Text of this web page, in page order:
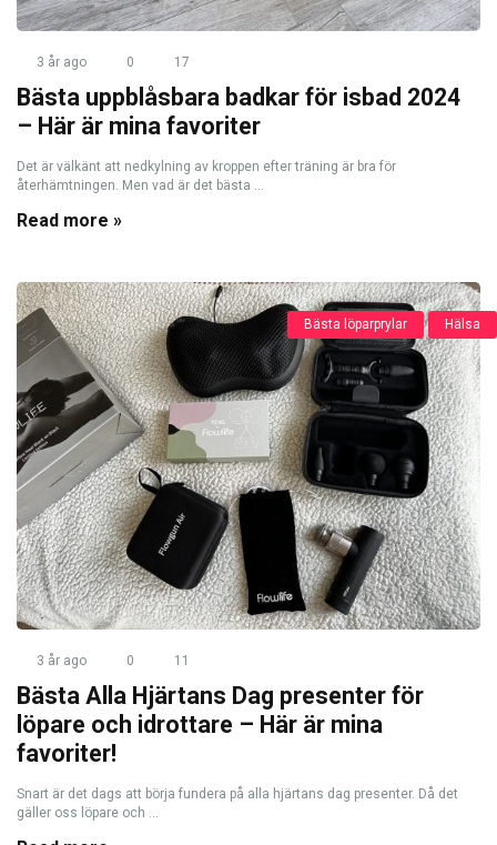
3 år ago 0 17
Bästa uppblåsbara badkar för isbad 2024
– Här är mina favoriter
Det är välkänt att nedkylning av kroppen efter träning är bra för
återhämtningen. Men vad är det bästa ...
Read more »
Bästa löparprylar Hälsa
3 år ago 0 11
Bästa Alla Hjärtans Dag presenter för
löpare och idrottare – Här är mina
favoriter!
Snart är det dags att börja fundera på alla hjärtans dag presenter. Då det
gäller oss löpare och ...